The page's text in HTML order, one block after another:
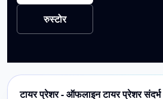
रुस्टोर
टायर प्रेशर - ऑफलाइन टायर प्रेशर संदर्भ